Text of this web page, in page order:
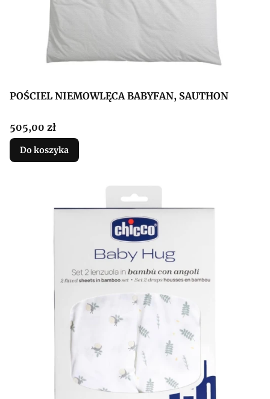
POŚCIEL NIEMOWLĘCA BABYFAN, SAUTHON
Cena
505,00 zł
Do koszyka